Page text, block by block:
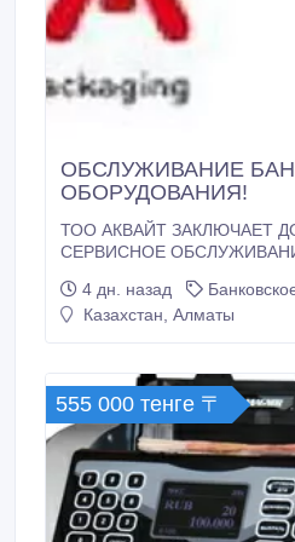
ОБСЛУЖИВАНИЕ
ОБОРУДОВАНИЯ!
ТОО АКВАЙТ ЗАКЛЮЧАЕТ
СЕРВИСНОЕ
следующего оборудования -
оборудование. Детекторы
СВОЕВРЕМЕННОЕ И
ОБСЛУЖИВАНИЕ ТЕХНИКИ.
4 дн. назад
Казахстан, Алматы
555 000 тенге 〒